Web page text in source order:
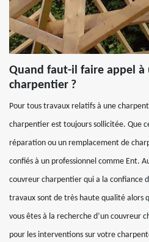
Quand faut-il faire appel à
charpentier ?
Pour tous travaux relatifs à une
charpentier est toujours sollicitée. Que
réparation ou un remplacement de
confiés à un professionnel comme Ent.
couvreur charpentier qui a la confiance
travaux sont de très haute qualité alors
vous êtes à la recherche d’un couvreur
pour les interventions sur votre